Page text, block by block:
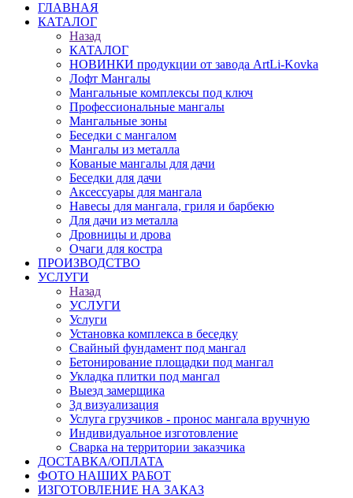
ГЛАВНАЯ
КАТАЛОГ
Назад
КАТАЛОГ
НОВИНКИ продукции от завода ArtLi-Kovka
Лофт Мангалы
Мангальные комплексы под ключ
Профессиональные мангалы
Мангальные зоны
Беседки с мангалом
Мангалы из металла
Кованые мангалы для дачи
Беседки для дачи
Аксессуары для мангала
Навесы для мангала, гриля и барбекю
Для дачи из металла
Дровницы и дрова
Очаги для костра
ПРОИЗВОДСТВО
УСЛУГИ
Назад
УСЛУГИ
Услуги
Установка комплекса в беседку
Свайный фундамент под мангал
Бетонирование площадки под мангал
Укладка плитки под мангал
Выезд замерщика
3д визуализация
Услуга грузчиков - пронос мангала вручную
Индивидуальное изготовление
Сварка на территории заказчика
ДОСТАВКА/ОПЛАТА
ФОТО НАШИХ РАБОТ
ИЗГОТОВЛЕНИЕ НА ЗАКАЗ